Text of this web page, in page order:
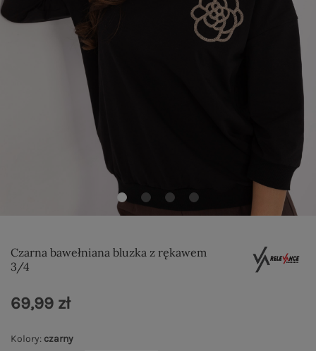
Czarna bawełniana bluzka z rękawem
3/4
Kolory: czarny
69,99 zł